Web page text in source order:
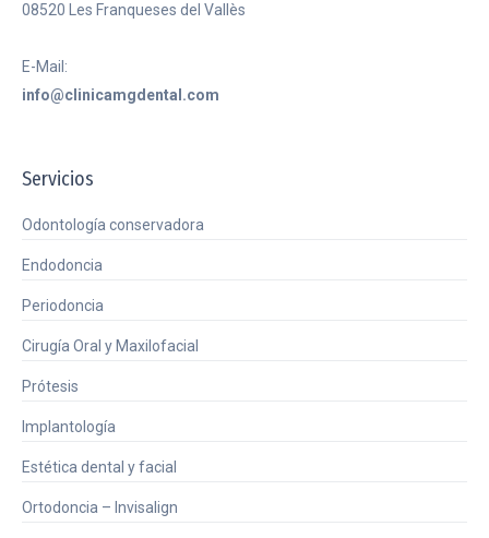
08520 Les Franqueses del Vallès
E-Mail:
info@clinicamgdental.com
Servicios
Odontología conservadora
Endodoncia
Periodoncia
Cirugía Oral y Maxilofacial
Prótesis
Implantología
Estética dental y facial
Ortodoncia – Invisalign